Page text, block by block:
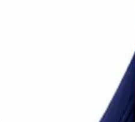
profesional oleh tim
Jakarta – Silangit
Lionel Express
padat atau ingin kepraktisan
Lionel Express?
pengiriman seluruh